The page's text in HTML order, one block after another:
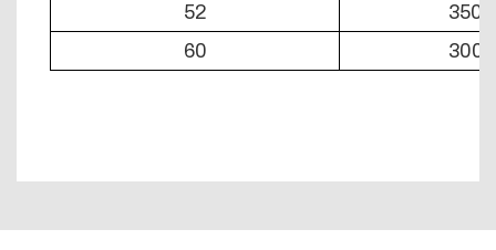
52
350
60
300